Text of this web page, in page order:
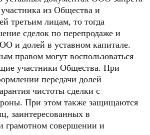
из Общества и
третьим лицам, то тогда
сделок по перепродаже и
и долей в уставном капитале.
правом могут воспользоваться
участники Общества. При
передачи долей
чистоты сделки с
При этом также защищаются
заинтересованных в
грамотном совершении и